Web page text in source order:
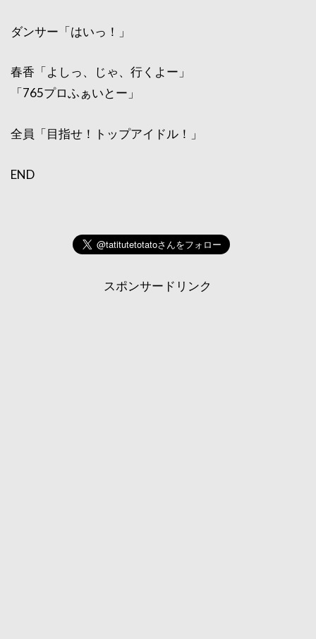
ダンサー「はいっ！」
春香「よしっ、じゃ、行くよー」
「765プロふぁいとー」
全員「目指せ！トップアイドル！」
END
スポンサードリンク